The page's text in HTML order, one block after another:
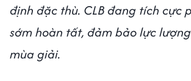
định đặc thù. CLB đang tích cực
sớm hoàn tất, đảm bảo lực
mùa giải.